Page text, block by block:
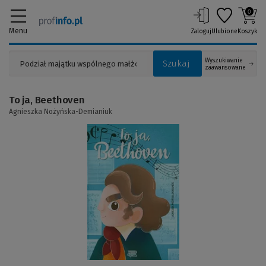
Menu
Szukaj
Wyszukiwanie
zaawansowane
ZalogujUlubione
0
Koszyk
strony)
To ja, Beethoven
Agnieszka Nożyńska-Demianiuk